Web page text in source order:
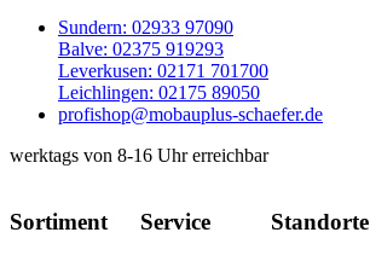
Sundern: 02933 97090
Balve: 02375 919293
Leverkusen: 02171 701700
Leichlingen: 02175 89050
profishop@mobauplus-schaefer.de
werktags von 8-16 Uhr erreichbar
Sortiment Service Standorte